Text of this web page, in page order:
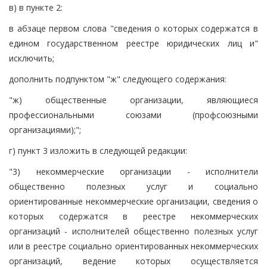
в) в пункте 2:
в абзаце первом слова "сведения о которых содержатся в
едином государственном реестре юридических лиц и"
исключить;
дополнить подпунктом "ж" следующего содержания:
"ж) общественные организации, являющиеся
профессиональными союзами (профсоюзными
организациями);";
г) пункт 3 изложить в следующей редакции:
"3) некоммерческие организации - исполнители
общественно полезных услуг и социально
ориентированные некоммерческие организации, сведения о
которых содержатся в реестре некоммерческих
организаций - исполнителей общественно полезных услуг
или в реестре социально ориентированных некоммерческих
организаций, ведение которых осуществляется